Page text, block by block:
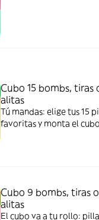
Cubo 15 bombs, tiras
alitas
Tú mandas: elige tus 15
favoritas y monta el
Cubo 9 bombs, tiras o
alitas
El cubo va a tu rollo: